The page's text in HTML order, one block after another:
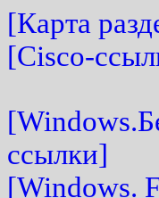
[Карта
[Cisco-
ссылки]
[Windows.